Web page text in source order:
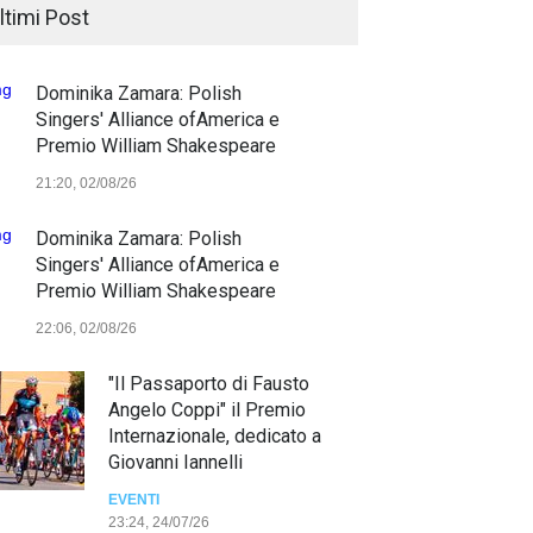
Post
Dominika Zamara: Polish
Singers' Alliance ofAmerica e
Premio William Shakespeare
21:20, 02/08/26
Dominika Zamara: Polish
Singers' Alliance ofAmerica e
Premio William Shakespeare
22:06, 02/08/26
"Il Passaporto di Fausto
Angelo Coppi" il Premio
Internazionale, dedicato a
Giovanni Iannelli
EVENTI
23:24, 24/07/26